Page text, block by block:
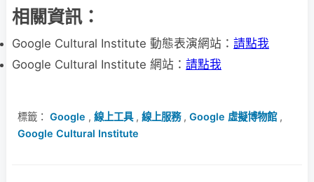
相關資訊：
Google Cultural Institute 動態表演網站： 請點我
Google Cultural Institute 網站： 請點我
標籤： Google , 線上工具, 線上服務, Google 虛擬博物館,
Google Cultural Institute